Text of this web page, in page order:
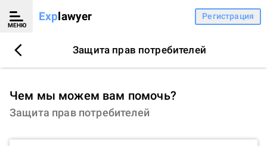
МЕНЮ
Explawyer Регистрация
Защита прав потребителей
Чем мы можем вам помочь?
Защита прав потребителей